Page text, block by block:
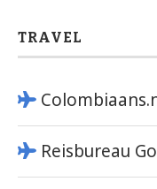
TRAVEL
Reisbureau